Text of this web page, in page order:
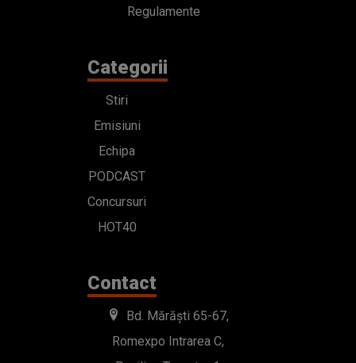
Regulamente
Categorii
Stiri
Emisiuni
Echipa
PODCAST
Concursuri
HOT40
Contact
Bd. Mărăști 65-67,
Romexpo Intrarea C,